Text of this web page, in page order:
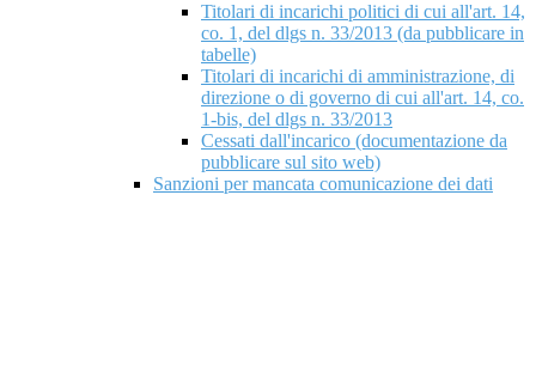
Titolari di incarichi politici di cui all'art. 14,
co. 1, del dlgs n. 33/2013 (da pubblicare in
tabelle)
Titolari di incarichi di amministrazione, di
direzione o di governo di cui all'art. 14, co.
1-bis, del dlgs n. 33/2013
Cessati dall'incarico (documentazione da
pubblicare sul sito web)
Sanzioni per mancata comunicazione dei dati